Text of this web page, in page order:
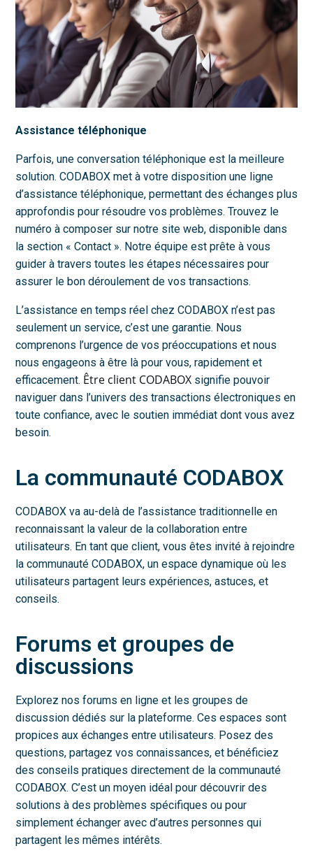
Assistance téléphonique
Parfois, une conversation téléphonique est la meilleure
solution. CODABOX met à votre disposition une ligne
d’assistance téléphonique, permettant des échanges plus
approfondis pour résoudre vos problèmes. Trouvez le
numéro à composer sur notre site web, disponible dans
la section « Contact ». Notre équipe est prête à vous
guider à travers toutes les étapes nécessaires pour
assurer le bon déroulement de vos transactions.
L’assistance en temps réel chez CODABOX n’est pas
seulement un service, c’est une garantie. Nous
comprenons l’urgence de vos préoccupations et nous
nous engageons à être là pour vous, rapidement et
efficacement. Être client CODABOX signifie pouvoir
naviguer dans l’univers des transactions électroniques en
toute confiance, avec le soutien immédiat dont vous avez
besoin.
La communauté CODABOX
CODABOX va au-delà de l’assistance traditionnelle en
reconnaissant la valeur de la collaboration entre
utilisateurs. En tant que client, vous êtes invité à rejoindre
la communauté CODABOX, un espace dynamique où les
utilisateurs partagent leurs expériences, astuces, et
conseils.
Forums et groupes de
discussions
Explorez nos forums en ligne et les groupes de
discussion dédiés sur la plateforme. Ces espaces sont
propices aux échanges entre utilisateurs. Posez des
questions, partagez vos connaissances, et bénéficiez
des conseils pratiques directement de la communauté
CODABOX. C’est un moyen idéal pour découvrir des
solutions à des problèmes spécifiques ou pour
simplement échanger avec d’autres personnes qui
partagent les mêmes intérêts.